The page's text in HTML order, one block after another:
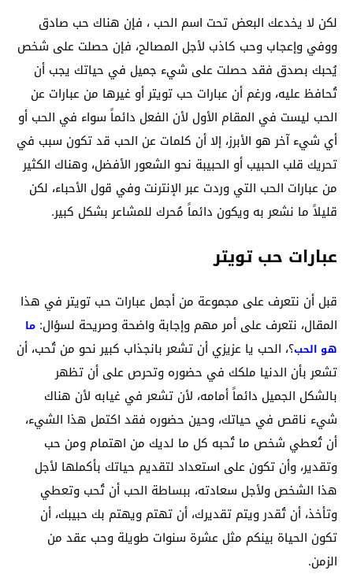
لكن لا يخدعك البعض تحت اسم الحب ، فإن هناك حب صادق
ووفي وإعجاب وحب كاذب لأجل المصالح، فإن حصلت على شخص
يُحبك بصدق فقد حصلت على شيء جميل في حياتك يجب أن
تُحافظ عليه، ورغم أن عبارات حب تويتر أو غيرها من عبارات عن
الحب ليست في المقام الأول لأن الفعل دائماً سواء في الحب أو
أي شيء آخر هو الأبرز، إلا أن كلمات عن الحب قد تكون سبب في
تحريك قلب الحبيب أو الحبيبة نحو الشعور الأفضل، وهناك الكثير
من عبارات الحب التي وردت عبر الإنترنت وفي قول الأحباء، لكن
قليلاً ما نشعر به ويكون دائماً مُحرك للمشاعر بشكل كبير.
عبارات حب تويتر
قبل أن نتعرف على مجموعة من أجمل عبارات حب تويتر في هذا
المقال، نتعرف على أمر مهم وإجابة واضحة وصريحة لسؤال: ما
هو الحب؟، الحب يا عزيزي أن تشعر بانجذاب كبير نحو من تُحب، أن
تشعر بأن الدنيا ملكك في حضوره وتحرص على أن تظهر
بالشكل الجميل دائماً أمامه، لأن تشعر في غيابه لأن هناك
شيء ناقص في حياتك، وحين حضوره فقد اكتمل هذا الشيء،
أن تُعطي شخص ما تُحبه كل ما لديك من اهتمام ومن حب
وتقدير، وأن تكون على استعداد لتقديم حياتك بأكملها لأجل
هذا الشخص ولأجل سعادته، ببساطة الحب أن تُحب وتعطي
وتأخذ، أن تُقدر ويتم تقديرك، أن تهتم ويهتم بك حبيبك، أن
تكون الحياة بينكم مثل عشرة سنوات طويلة وحب عقد من
الزمن.